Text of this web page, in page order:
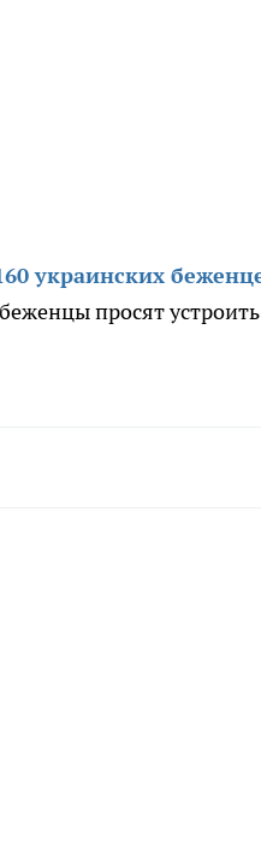
украинских
просят